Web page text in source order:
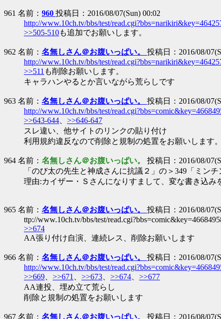
961 名前： 960 投稿日：2016/08/07(Sun) 00:02
http://www.10ch.tv/bbs/test/
>>505-510も追加でお願いします。
962 名前： 名無しさん＠お腹いっぱい。 投稿日：2016/08/
http://www.10ch.tv/bbs/test/
>>511 も削除お願いします。
キャラハンやるとか言いながら荒らしです
963 名前： 名無しさん＠お腹いっぱい。 投稿日：2016/08/
http://www.10ch.tv/bbs/test/
>>643-644
>>646-647
スレ違い、他サイトのリンクの貼り付け
利用規約違反なので削除と規制の処置をお願いします。
964 名前： 名無しさん＠お腹いっぱい。 投稿日：2016/08/
「のび太の先生と神成さんに抗議２」の＞349「ミン
理由:カイザー・Ｓさんになりすまして、変な書き込み
965 名前： 名無しさん＠お腹いっぱい。 投稿日：2016/08/
ttp://www.10ch.tv/bbs/test/
>>674
AA張り付け自演、連続レス、削除お願いします
966 名前： 名無しさん＠お腹いっぱい。 投稿日：2016/08/
http://www.10ch.tv/bbs/test/
>>669
>>671 >>673 >>674
>>677
AA連投、埋め立て荒らし
削除と規制の処置をお願いします
967 名前： 名無しさん＠お腹いっぱい。 投稿日：2016/08/